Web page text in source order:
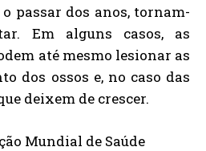
passar dos anos, tornam-
Em alguns casos, as
até mesmo lesionar as
dos ossos e, no caso das
deixem de crescer.
Mundial de Saúde